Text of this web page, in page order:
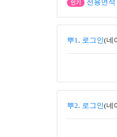
인기 전용면
뿌1 . 로그인 (네
뿌2. 로그인 (네